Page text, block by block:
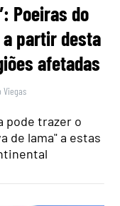
Poeiras do
a partir desta
afetadas
Viegas
pode trazer o
de lama" a estas